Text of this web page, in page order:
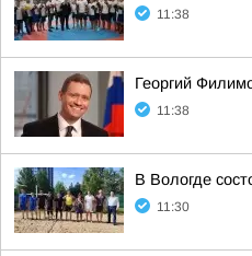
11:38
Георгий
11:38
В Вологде
11:30